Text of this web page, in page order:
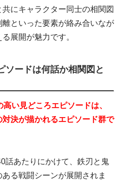
にキャラクター同士の相関図
といった要素が絡み合いなが
展開が魅力です。
ソードは何話か相関図と
い見どころエピソードは、
対決が描かれるエピソード群で
話あたりにかけて、鉄刃と鬼
る戦闘シーンが展開されま